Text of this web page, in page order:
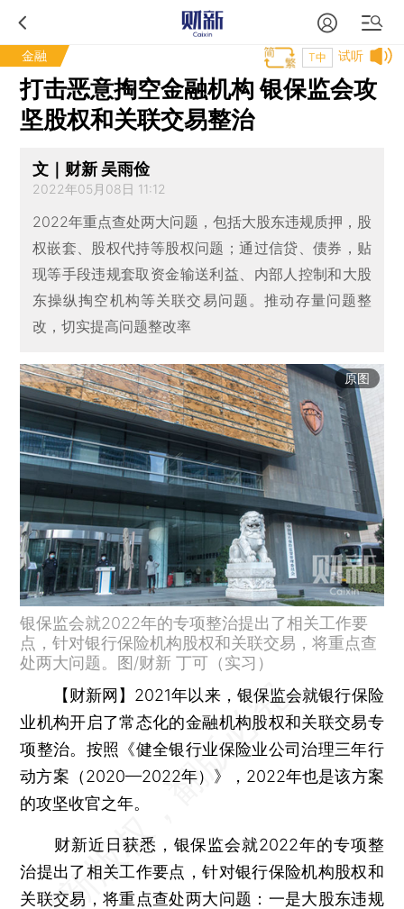
金融 试听
T中
打击恶意掏空金融机构 银保监会攻
坚股权和关联交易整治
文｜财新 吴雨俭
2022年05月08日 11:12
2022年重点查处两大问题，包括大股东违规质押，股
权嵌套、股权代持等股权问题；通过信贷、债券，贴
现等手段违规套取资金输送利益、内部人控制和大股
东操纵掏空机构等关联交易问题。推动存量问题整
改，切实提高问题整改率
原图
银保监会就2022年的专项整治提出了相关工作要
点，针对银行保险机构股权和关联交易，将重点查
处两大问题。图/财新 丁可（实习）
【财新网】 2021年以来，银保监会就银行保险
业机构开启了常态化的金融机构股权和关联交易专
项整治。按照《健全银行业保险业公司治理三年行
动方案（2020—2022年）》，2022年也是该方案
的攻坚收官之年。
财新近日获悉，银保监会就2022年的专项整
治提出了相关工作要点，针对银行保险机构股权和
关联交易，将重点查处两大问题：一是大股东违规